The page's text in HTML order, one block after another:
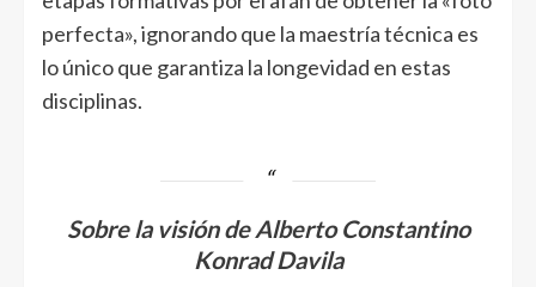
perfecta», ignorando que la maestría técnica es
lo único que garantiza la longevidad en estas
disciplinas.
Sobre la visión de Alberto Constantino
Konrad Davila